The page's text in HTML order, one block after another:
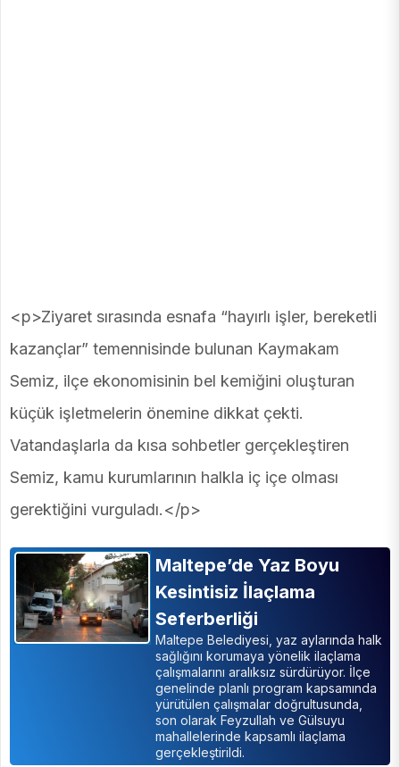
<p>Ziyaret sırasında esnafa “hayırlı işler, bereketli
kazançlar” temennisinde bulunan Kaymakam
Semiz, ilçe ekonomisinin bel kemiğini oluşturan
küçük işletmelerin önemine dikkat çekti.
Vatandaşlarla da kısa sohbetler gerçekleştiren
Semiz, kamu kurumlarının halkla iç içe olması
gerektiğini vurguladı.</p>
Maltepe’de Yaz Boyu
Kesintisiz İlaçlama
Seferberliği
Maltepe Belediyesi, yaz aylarında halk
sağlığını korumaya yönelik ilaçlama
çalışmalarını aralıksız sürdürüyor. İlçe
genelinde planlı program kapsamında
yürütülen çalışmalar doğrultusunda,
son olarak Feyzullah ve Gülsuyu
mahallelerinde kapsamlı ilaçlama
gerçekleştirildi.